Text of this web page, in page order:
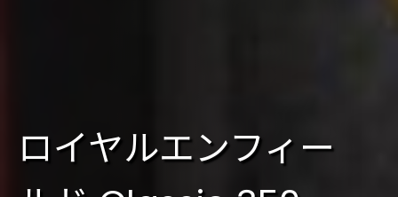
ロイヤルエンフィー